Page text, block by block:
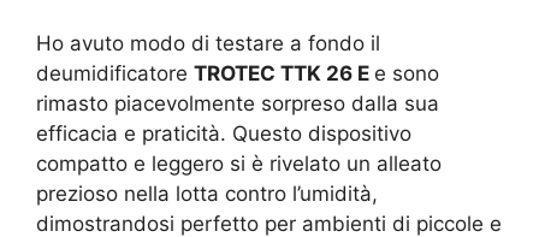
Ho avuto modo di testare a fondo il
deumidificatore TROTEC TTK 26 E e sono
rimasto piacevolmente sorpreso dalla sua
efficacia e praticità. Questo dispositivo
compatto e leggero si è rivelato un alleato
prezioso nella lotta contro l’umidità,
dimostrandosi perfetto per ambienti di piccole e